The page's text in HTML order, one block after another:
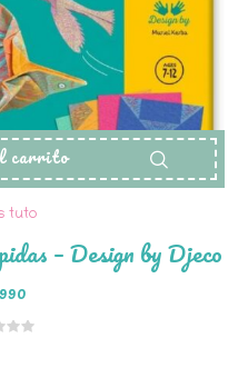
carrito
tuto
– Design by Djeco